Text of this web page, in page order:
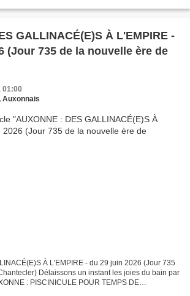
GALLINACÉ(E)S À L'EMPIRE -
(Jour 735 de la nouvelle ère de
01:00
Auxonnais
À L'EMPIRE - du 29 juin 2026 (Jour 735
Délaissons un instant les joies du bain par
: PISCINICULE POUR TEMPS DE